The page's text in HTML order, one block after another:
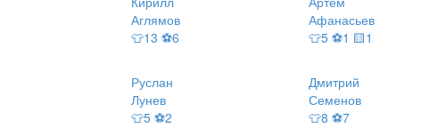
Аглямов
👕13 ⚽6
Афанасьев
👕5 ⚽1 🟨1
Руслан
Лунев
👕5 ⚽2
Дмитрий
Семенов
👕8 ⚽7